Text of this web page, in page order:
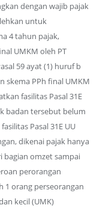
dengan wajib pajak
untuk
4 tahun pajak,
UMKM oleh PT
59 ayat (1) huruf b
skema PPh final UMKM
fasilitas Pasal 31E
badan tersebut belum
Pasal 31E UU
dikenai pajak hanya
bagian omzet sampai
perorangan
1 orang perseorangan
kecil (UMK)